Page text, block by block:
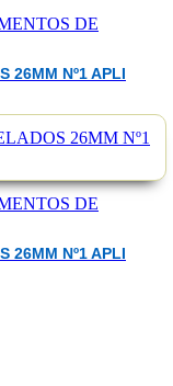
DE
26MM Nº1 APLI
DE
26MM Nº1 APLI